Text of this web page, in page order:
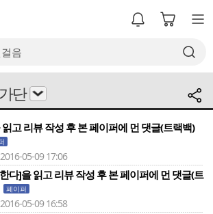
단
고 리뷰 작성 후 본 페이퍼에 먼 댓글(트랙백)
05-09 17:06
다]을 읽고 리뷰 작성 후 본 페이퍼에 먼 댓글(트
페이퍼
05-09 16:58